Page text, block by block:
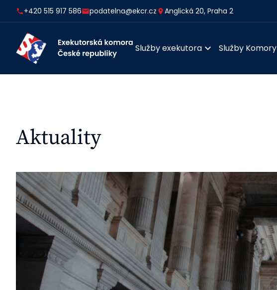
+420 515 917 586 podatelna@ekcr.cz Anglická 20, Praha 2
Služby exekutora Služby Komory
Aktuality